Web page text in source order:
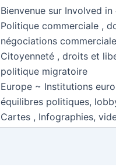
Bienvenue sur Involved in
Politique commerciale ,
négociations
Citoyenneté , droits et
politique migratoire
Europe ~ Institutions
équilibres politiques,
Cartes , Infographies,